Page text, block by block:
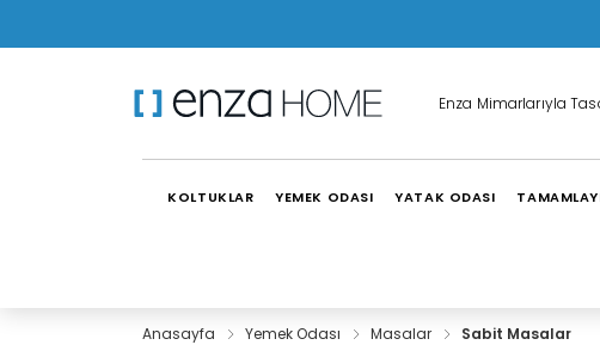
Enza Mimarlarıyla
KOLTUKLAR YEMEK ODASI YATAK ODASI
Anasayfa Yemek Odası Masalar Sabit Masalar